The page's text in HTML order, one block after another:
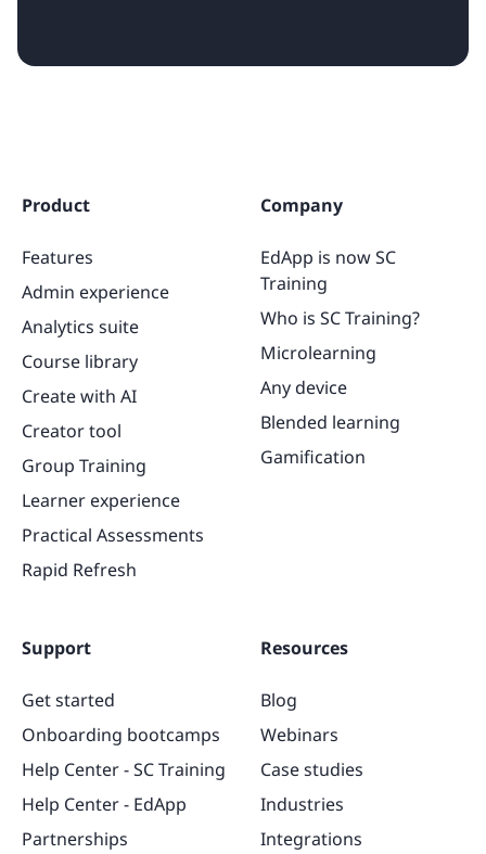
Product
Features
Admin experience
Analytics suite
Course library
Create with AI
Creator tool
Group Training
Learner experience
Practical Assessments
Rapid Refresh
Company
EdApp is now SC
Training
Who is SC Training?
Microlearning
Any device
Blended learning
Gamification
Support
Get started
Onboarding bootcamps
Help Center - SC Training
Help Center - EdApp
Partnerships
Resources
Blog
Webinars
Case studies
Industries
Integrations